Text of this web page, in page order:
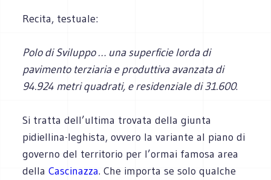
Recita, testuale:
Polo di Sviluppo … una superficie lorda di
pavimento terziaria e produttiva avanzata di
94.924 metri quadrati, e residenziale di 31.600.
Si tratta dell’ultima trovata della giunta
pidiellina-leghista, ovvero la variante al piano di
governo del territorio per l’ormai famosa area
dellaCascinazza. Che importa se solo qualche